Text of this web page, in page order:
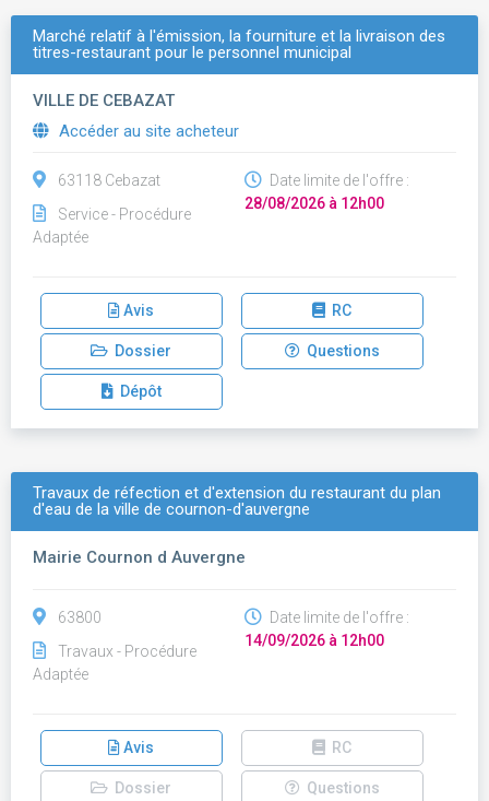
Marché relatif à l'émission, la fourniture et la livraison des
titres-restaurant pour le personnel municipal
VILLE DE CEBAZAT
Accéder au site acheteur
63118 Cebazat
Service - Procédure
Adaptée
Date limite de l'offre :
28/08/2026 à 12h00
Avis RC
Dossier Questions
Dépôt
Travaux de réfection et d'extension du restaurant du plan
d'eau de la ville de cournon-d'auvergne
Mairie Cournon d Auvergne
63800
Travaux - Procédure
Adaptée
Date limite de l'offre :
14/09/2026 à 12h00
Avis RC
Dossier Questions